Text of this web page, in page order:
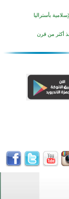
مميزة
وموردوفيا هذا العام